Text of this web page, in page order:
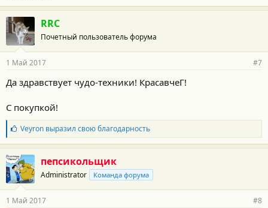
RRC
Почетный пользователь форума
1 Май 2017 #7
Да здравствует чудо-техники! КрасавчеГ!
С покупкой!
Б
л
а
г
о
д
а
н
Veyronвыразил свою благодарность
пепсикольщик
Administrator Команда форума
1 Май 2017 #8